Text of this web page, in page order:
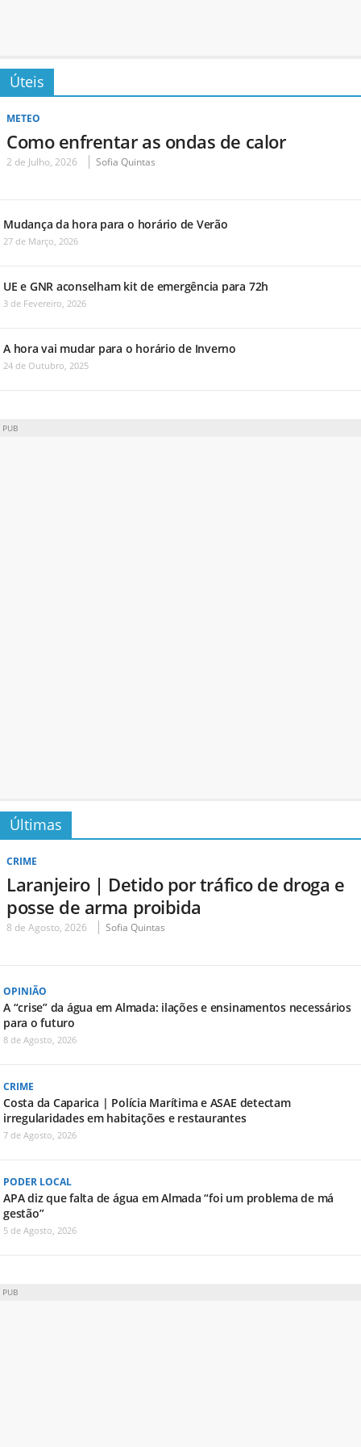
Úteis
METEO
Como enfrentar as ondas de calor
2 de Julho, 2026 Sofia Quintas
Mudança da hora para o horário de Verão
27 de Março, 2026
UE e GNR aconselham kit de emergência para 72h
3 de Fevereiro, 2026
A hora vai mudar para o horário de Inverno
24 de Outubro, 2025
PUB
Últimas
CRIME
Laranjeiro | Detido por tráfico de droga e
posse de arma proibida
8 de Agosto, 2026 Sofia Quintas
OPINIÃO
A “crise” da água em Almada: ilações e ensinamentos necessários
para o futuro
8 de Agosto, 2026
CRIME
Costa da Caparica | Polícia Marítima e ASAE detectam
irregularidades em habitações e restaurantes
7 de Agosto, 2026
PODER LOCAL
APA diz que falta de água em Almada “foi um problema de má
gestão”
5 de Agosto, 2026
PUB